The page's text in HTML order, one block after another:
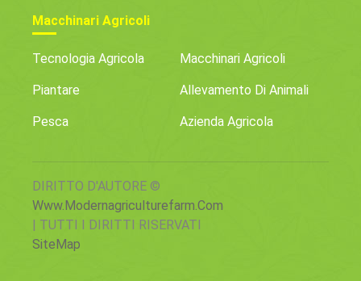
Macchinari Agricoli
Tecnologia Agricola Macchinari Agricoli
Piantare Allevamento Di Animali
Pesca Azienda Agricola
DIRITTO D'AUTORE ©
Www.modernagriculturefarm.com
| TUTTI I DIRITTI RISERVATI
SiteMap